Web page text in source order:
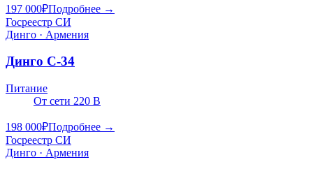
197 000₽Подробнее →
Госреестр СИ
Динго · Армения
Динго C-34
Питание
От сети 220 В
198 000₽Подробнее →
Госреестр СИ
Динго · Армения